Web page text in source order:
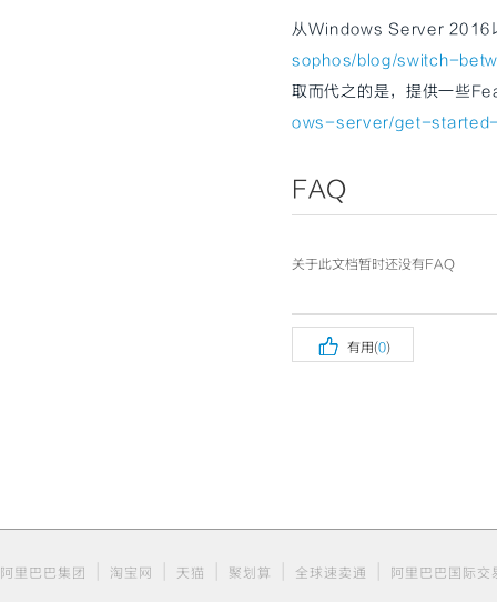
从Windows Server 2016
sophos/blog/switch-
取而代之的是，提供一些
ows-server/get-
FAQ
关于此文档暂时还没有FAQ
 有用(0)
阿里巴巴集团 淘宝网 天猫 聚划算 全球速卖通 阿里巴巴国际交